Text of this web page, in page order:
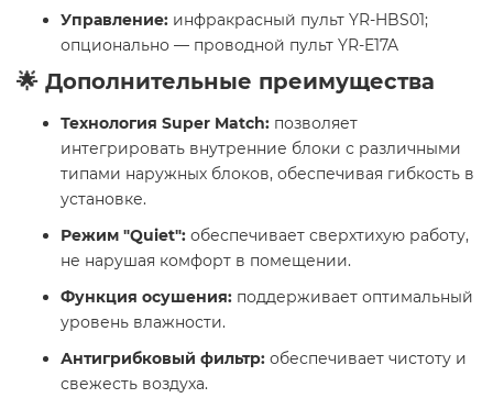
Управление: инфракрасный пульт YR-HBS01;
опционально — проводной пульт YR-E17A
🌟 Дополнительные преимущества
Технология Super Match: позволяет
интегрировать внутренние блоки с различными
типами наружных блоков, обеспечивая гибкость в
установке.
Режим "Quiet": обеспечивает сверхтихую работу,
не нарушая комфорт в помещении.
Функция осушения: поддерживает оптимальный
уровень влажности.
Антигрибковый фильтр: обеспечивает чистоту и
свежесть воздуха.